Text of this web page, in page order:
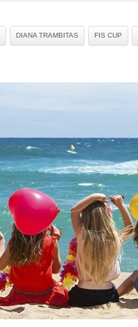
DIANA TRAMBITAS FIS CUP